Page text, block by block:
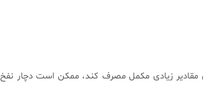
مقادیر زیادی مکمل مصرف کند، ممکن است دچار نفخ